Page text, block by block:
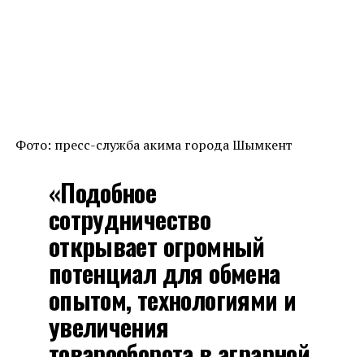
Фото: пресс-служба акима города Шымкент
«Подобное
сотрудничество
открывает огромный
потенциал для обмена
опытом, технологиями и
увеличения